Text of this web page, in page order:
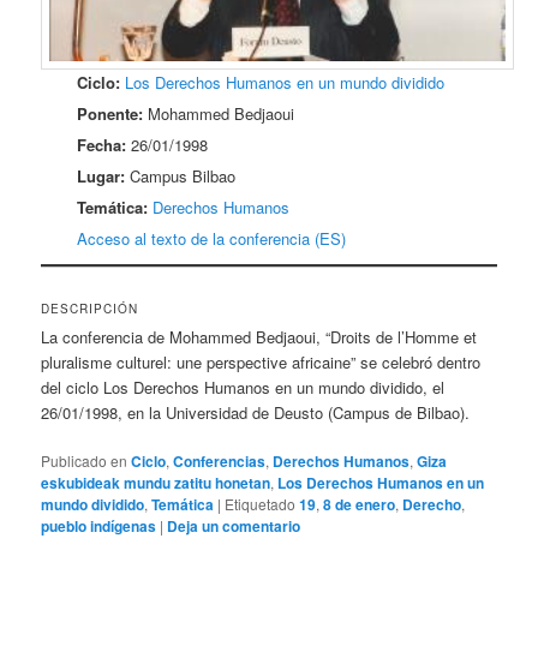
Ciclo: Los Derechos Humanos en un mundo dividido
Ponente: Mohammed Bedjaoui
Fecha: 26/01/1998
Lugar: Campus Bilbao
Temática: Derechos Humanos
Acceso al texto de la conferencia (ES)
DESCRIPCIÓN
La conferencia de Mohammed Bedjaoui, “Droits de l’Homme et
pluralisme culturel: une perspective africaine” se celebró dentro
del ciclo Los Derechos Humanos en un mundo dividido, el
26/01/1998, en la Universidad de Deusto (Campus de Bilbao).
Publicado en Ciclo,Conferencias, Derechos Humanos,Giza
eskubideak mundu zatitu honetan, Los Derechos Humanos en un
mundo dividido,Temática | Etiquetado 19,8 de enero, Derecho,
pueblo indígenas | Deja un comentario